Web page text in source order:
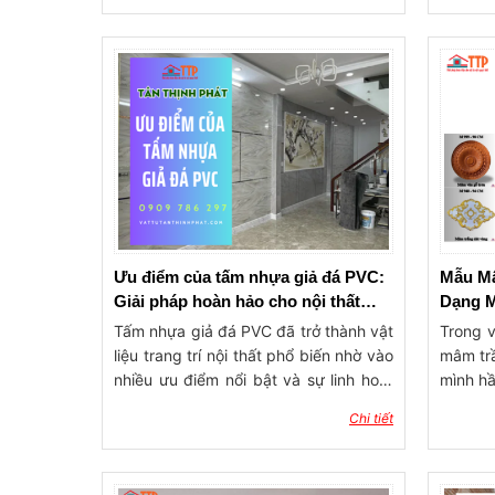
thước tấm nhựa ốp tường là bao
nhiêu? Địa chỉ mua tấm ốp tường chất
lượng, giá rẻ ở đâu? Để biết chi tiết
thông tin và báo giá về tấm ốp tường
xem ngay bài viết dưới đây của Tân
Thịnh Phát Bà Rịa Vũng Tàu.
nhiên,
giá
đang
hợp
các
sản
người
vào
gỗ, từ
những
Ưu điểm của tấm nhựa giả đá PVC:
Giải pháp hoàn hảo cho nội thất
hiện đại
Tấm nhựa giả đá PVC đã trở thành vật
liệu trang trí nội thất phổ biến nhờ vào
nhiều ưu điểm nổi bật và sự linh hoạt
hình ảnh và màu sắc giống như đá tự
nhiên, tấm nhựa giả đá PVC không chỉ
mang lại vẻ đẹp thẩm mỹ mà còn đáp
Chi tiết
Mẫu
Dạng
Trong
mâm
mình
đẹp
cầu
đại.